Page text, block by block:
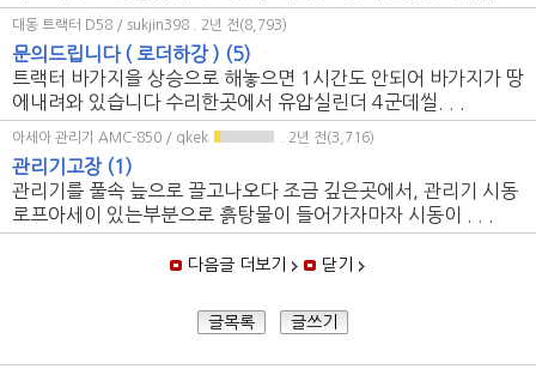
대동 트랙터 D58 / sukjin398 . 2년 전(8,793)
문의드립니다 ( 로더하강 ) (5)
트랙터 바가지을 상승으로 해놓으면 1시간도 안되어 바가지가 땅
에내려와 있습니다 수리한곳에서 유압실린더 4군데씰. . .
아세아 관리기 AMC-850 / qkek . 2년 전(3,716)
관리기고장 (1)
관리기를 풀속 늪으로 끌고나오다 조금 깊은곳에서, 관리기 시동
로프아세이 있는부분으로 흙탕물이 들어가자마자 시동이 . . .
다음글 더보기 닫기
글목록 글쓰기